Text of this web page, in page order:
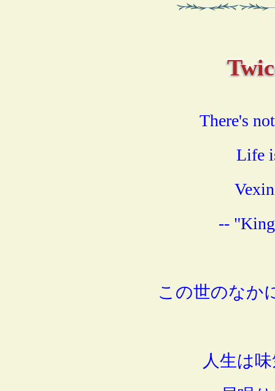
There's
Life
--
この世のなか
人生は